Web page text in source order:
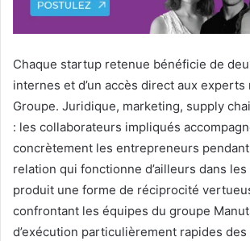
Chaque startup retenue bénéficie de
internes et d’un accès direct aux experts
Groupe. Juridique, marketing, supply
: les collaborateurs impliqués
concrètement les entrepreneurs
relation qui fonctionne d’ailleurs dans
produit une forme de réciprocité
confrontant les équipes du groupe
d’exécution particulièrement rapides